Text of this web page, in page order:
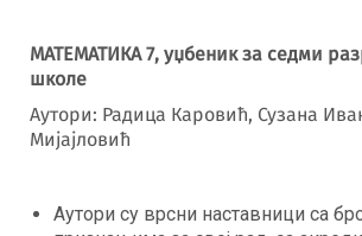
МАТЕМАТИКА 7, уџбеник за седми
школе
Аутори: Радица Каровић, Сузана
Мијајловић
Аутори су врсни наставници са